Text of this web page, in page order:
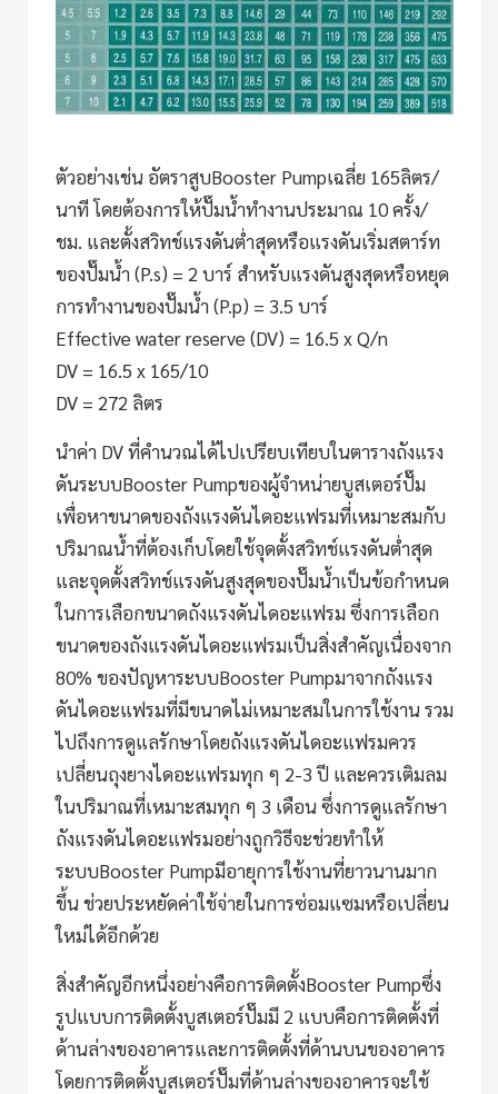
ตัวอย่างเช่น อัตราสูบBooster Pumpเฉลี่ย 165ลิตร/
นาที โดยต้องการให้ปั๊มน้ำทำงานประมาณ 10 ครั้ง/
ชม. และตั้งสวิทช์แรงดันต่ำสุดหรือแรงดันเริ่มสตาร์ท
ของปั๊มน้ำ (P.s) = 2 บาร์ สำหรับแรงดันสูงสุดหรือหยุด
การทำงานของปั๊มน้ำ (P.p) = 3.5 บาร์
Effective water reserve (DV) = 16.5 x Q/n
DV = 16.5 x 165/10
DV = 272 ลิตร
นำค่า DV ที่คำนวณได้ไปเปรียบเทียบในตารางถังแรง
ดันระบบBooster Pumpของผู้จำหน่ายบูสเตอร์ปั๊ม
เพื่อหาขนาดของถังแรงดันไดอะแฟรมที่เหมาะสมกับ
ปริมาณน้ำที่ต้องเก็บโดยใช้จุดตั้งสวิทช์แรงดันต่ำสุด
และจุดตั้งสวิทช์แรงดันสูงสุดของปั๊มน้ำเป็นข้อกำหนด
ในการเลือกขนาดถังแรงดันไดอะแฟรม ซึ่งการเลือก
ขนาดของถังแรงดันไดอะแฟรมเป็นสิ่งสำคัญเนื่องจาก
80% ของปัญหาระบบBooster Pumpมาจากถังแรง
ดันไดอะแฟรมที่มีขนาดไม่เหมาะสมในการใช้งาน รวม
ไปถึงการดูแลรักษาโดยถังแรงดันไดอะแฟรมควร
เปลี่ยนถุงยางไดอะแฟรมทุก ๆ 2-3 ปี และควรเติมลม
ในปริมาณที่เหมาะสมทุก ๆ 3 เดือน ซึ่งการดูแลรักษา
ถังแรงดันไดอะแฟรมอย่างถูกวิธีจะช่วยทำให้
ระบบBooster Pumpมีอายุการใช้งานที่ยาวนานมาก
ขึ้น ช่วยประหยัดค่าใช้จ่ายในการซ่อมแซมหรือเปลี่ยน
ใหม่ได้อีกด้วย
สิ่งสำคัญอีกหนึ่งอย่างคือการติดตั้งBooster Pumpซึ่ง
รูปแบบการติดตั้งบูสเตอร์ปั๊มมี 2 แบบคือการติดตั้งที่
ด้านล่างของอาคารและการติดตั้งที่ด้านบนของอาคาร
โดยการติดตั้งบูสเตอร์ปั๊มที่ด้านล่างของอาคารจะใช้